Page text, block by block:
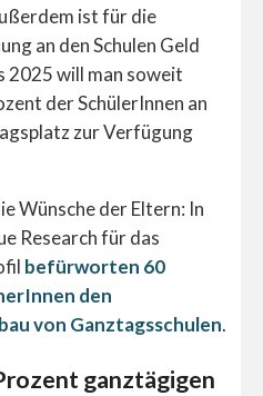
ist für die
an den Schulen Geld
2025 will man soweit
der SchülerInnen an
zur Verfügung
Wünsche der Eltern: In
Research für das
befürworten 60
den
von Ganztagsschulen.
ganztägigen